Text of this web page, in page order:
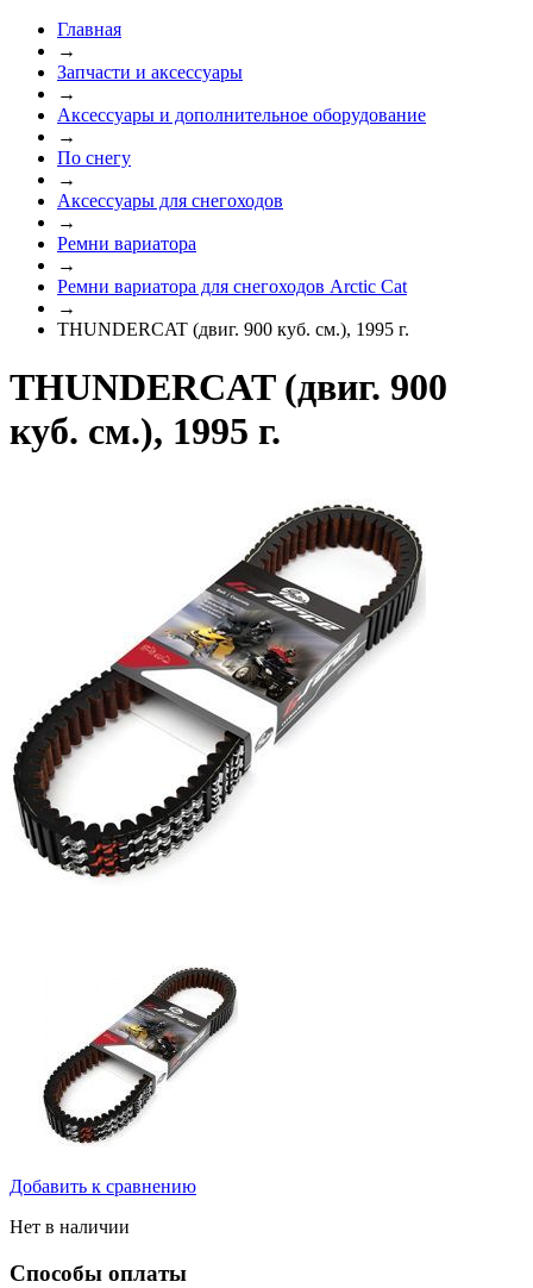
Главная
→
Запчасти и аксессуары
→
Аксессуары и дополнительное оборудование
→
По снегу
→
Аксессуары для снегоходов
→
Ремни вариатора
→
Ремни вариатора для снегоходов Arctic Cat
→
THUNDERCAT (двиг. 900 куб. см.), 1995 г.
THUNDERCAT (двиг. 900
куб. см.), 1995 г.
Добавить к сравнению
Нет в наличии
Способы оплаты